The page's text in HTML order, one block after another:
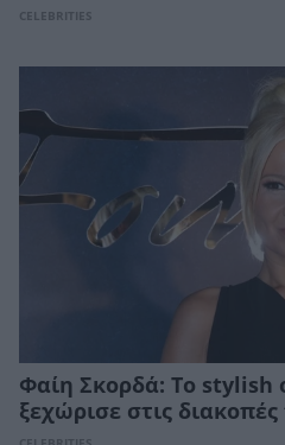
CELEBRITIES
Φαίη Σκορδά: Το stylish
ξεχώρισε στις